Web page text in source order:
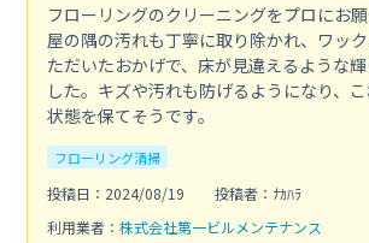
フローリングのクリーニングをプロにお
屋の隅の汚れも丁寧に取り除かれ、ワッ
ただいたおかげで、床が見違えるような
した。キズや汚れも防げるようになり、
状態を保てそうです。
フローリング清掃
投稿日：2024/08/19
投稿者：ﾅｶﾊﾗ
利用業者： 株式会社第一ビルメンテナンス